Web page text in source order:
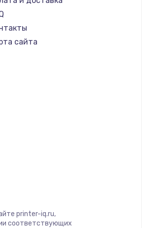
сайта
printer-iq.ru,
соответствующих